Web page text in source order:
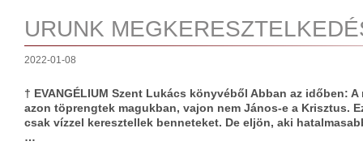
URUNK
2022-01-08
† EVANGÉLIUM Szent Lukács könyvéből Abban az időben:
azon töprengtek magukban, vajon nem János-e a Krisztus.
csak vízzel keresztellek benneteket. De eljön, aki
…